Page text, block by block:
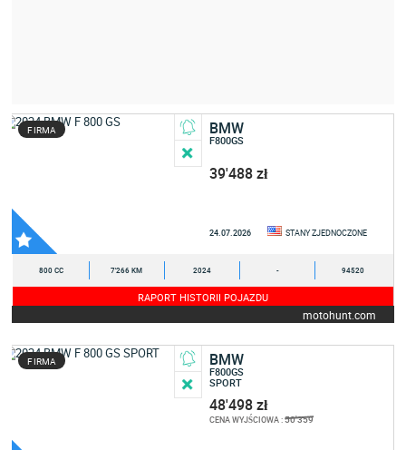
FIRMA BMW
F800GS
39'488 zł
24.07.2026 STANY ZJEDNOCZONE
800 CC 7'266 KM 2024 - 94520
RAPORT HISTORII POJAZDU
motohunt.com
FIRMA BMW
F800GS
SPORT
48'498 zł
CENA WYJŚCIOWA :50'359